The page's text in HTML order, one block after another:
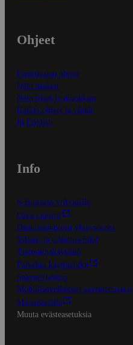
Ohjeet
Ensitilaajan ohjeet
Näin maksat
Näin tilaat ja muokkaat
Kaikki ohjeet ja vinkit
In English
Info
S-Business yrityksille
Oiva-raportit
Osuuskauppojen yhteystiedot
Tilaus- ja toimitusehdot
Tietosuojakäytäntö
Palvelun käyttöehdot
Saavutettavuus
Mobiilisovelluksen saavutettavuus
Mainostajalle
Muuta evästeasetuksia